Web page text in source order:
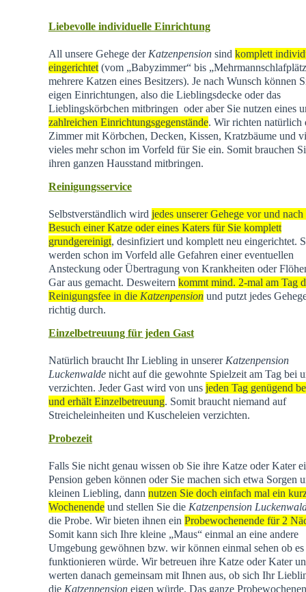
Liebevolle individuelle Einrichtung
All unsere Gehege der Katzenpensionsind komplett
eingerichtet(vom „Babyzimmer“ bis
mehrere Katzen eines Besitzers). Je nach Wunsch können
eigen Einrichtungen, also die Lieblingsdecke oder das
Lieblingskörbchen mitbringen oder aber Sie nutzen eines
zahlreichen Einrichtungsgegenstände. Wir richten natürlich
Zimmer mit Körbchen, Decken, Kissen, Kratzbäume und
vieles mehr schon im Vorfeld für Sie ein. Somit brauchen
ihren ganzen Hausstand mitbringen.
Reinigungsservice
Selbstverständlich wird jedes unserer Gehege vor und nach
Besuch einer Katze oder eines Katers für Sie komplett
grundgereinigt, desinfiziert und komplett neu eingerichtet.
werden schon im Vorfeld alle Gefahren einer eventuellen
Ansteckung oder Übertragung von Krankheiten oder
Gar aus gemacht. Desweitern kommt mind. 2-mal am Tag
Reinigungsfee in die Katzenpensionund putzt jedes
richtig durch.
Einzelbetreuung für jeden Gast
Natürlich braucht Ihr Liebling in unserer Katzenpension
Luckenwaldenicht auf die gewohnte Spielzeit am Tag bei
verzichten. Jeder Gast wird von uns jeden Tag genügend
und erhält Einzelbetreuung. Somit braucht niemand auf
Streicheleinheiten und Kuscheleien verzichten.
Probezeit
Falls Sie nicht genau wissen ob Sie ihre Katze oder Kater
Pension geben können oder Sie machen sich etwa Sorgen
kleinen Liebling, dann nutzen Sie doch einfach mal ein
Wochenendeund stellen Sie die Katzenpension
die Probe. Wir bieten ihnen ein Probewochenende für 2
Somit kann sich Ihre kleine „Maus“ einmal an eine andere
Umgebung gewöhnen bzw. wir können einmal sehen ob es
funktionieren würde. Wir betreuen ihre Katze oder Kater
werten danach gemeinsam mit Ihnen aus, ob sich Ihr
die Katzenpensioneigen würde. Das ganze